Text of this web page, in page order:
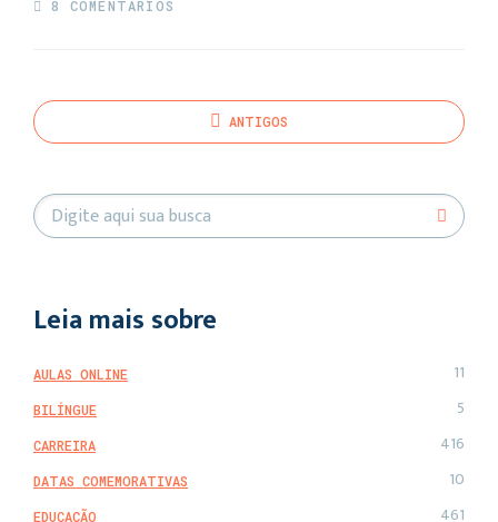
8 COMENTÁRIOS
ANTIGOS
Leia mais sobre
AULAS ONLINE 11
BILÍNGUE 5
CARREIRA 416
DATAS COMEMORATIVAS 10
EDUCAÇÃO 461